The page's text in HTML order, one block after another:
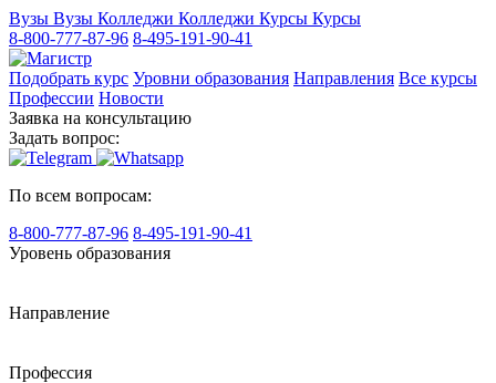
Вузы Вузы Колледжи Колледжи Курсы Курсы
8-800-777-87-96 8-495-191-90-41
Подобрать курс Уровни образования Направления Все курсы
Профессии Новости
Заявка на консультацию
Задать вопрос:
По всем вопросам:
8-800-777-87-96 8-495-191-90-41
Уровень образования
Направление
Профессия